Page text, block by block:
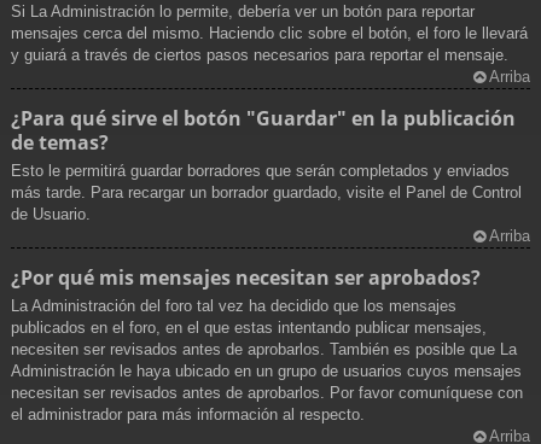
Si La Administración lo permite, debería ver un botón para reportar
mensajes cerca del mismo. Haciendo clic sobre el botón, el foro le llevará
y guiará a través de ciertos pasos necesarios para reportar el mensaje.
Arriba
¿Para qué sirve el botón "Guardar" en la publicación
de temas?
Esto le permitirá guardar borradores que serán completados y enviados
más tarde. Para recargar un borrador guardado, visite el Panel de Control
de Usuario.
Arriba
¿Por qué mis mensajes necesitan ser aprobados?
La Administración del foro tal vez ha decidido que los mensajes
publicados en el foro, en el que estas intentando publicar mensajes,
necesiten ser revisados antes de aprobarlos. También es posible que La
Administración le haya ubicado en un grupo de usuarios cuyos mensajes
necesitan ser revisados antes de aprobarlos. Por favor comuníquese con
el administrador para más información al respecto.
Arriba